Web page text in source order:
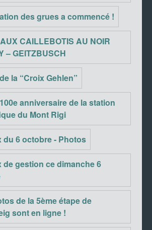
des grues a commencé !
CAILLEBOTIS AU NOIR
– GEITZBUSCH
la “Croix Gehlen”
anniversaire de la station
du Mont Rigi
du 6 octobre - Photos
de gestion ce dimanche 6
de la 5ème étape de
sont en ligne !